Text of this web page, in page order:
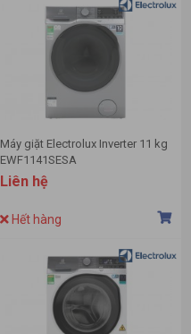
Máy giặt Electrolux Inverter 11 kg
EWF1141SESA
Liên hệ
Hết hàng